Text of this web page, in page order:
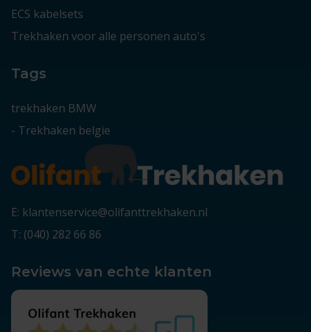
ECS kabelsets
Trekhaken voor alle personen auto's
Tags
trekhaken BMW
- Trekhaken belgie
E: klantenservice@olifanttrekhaken.nl
T: (040) 282 66 86
Reviews van echte klanten